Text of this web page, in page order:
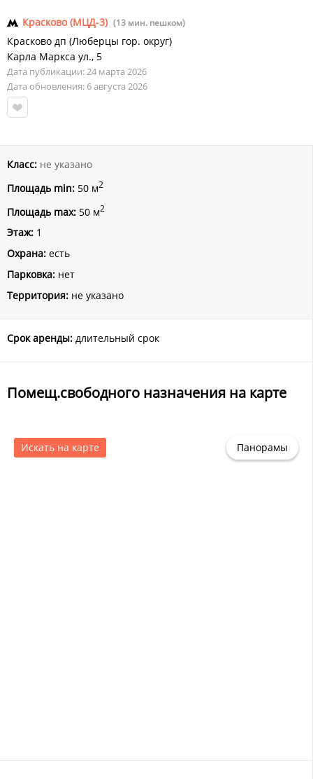
Красково (МЦД-3) (13 мин. пешком)
Красково дп (Люберцы гор. округ)
Карла Маркса ул., 5
Дата публикации: 24 марта 2026
Дата обновления: 6 августа 2026
Класс: не указано
Площадь min: 50 м2
Площадь max: 50 м2
Этаж: 1
Охрана: есть
Парковка: нет
Территория: не указано
Срок аренды: длительный срок
Помещ.свободного назначения на карте
Искать на карте Панорамы